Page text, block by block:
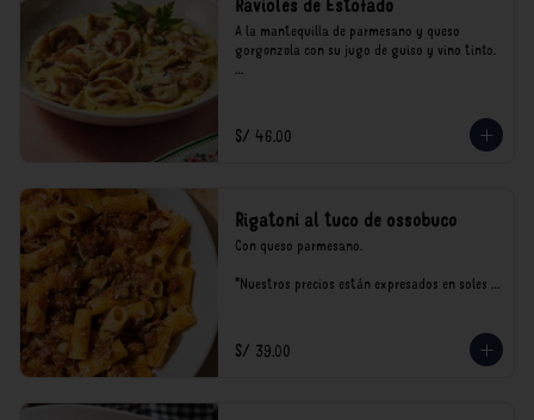
A la mantequilla de parmesano y queso
gorgonzola con su jugo de guiso y vino tinto.
consumo.
S/ 46.00
Rigatoni al tuco de ossobuco
Con queso parmesano.
*Nuestros precios están expresados en soles e
S/ 39.00